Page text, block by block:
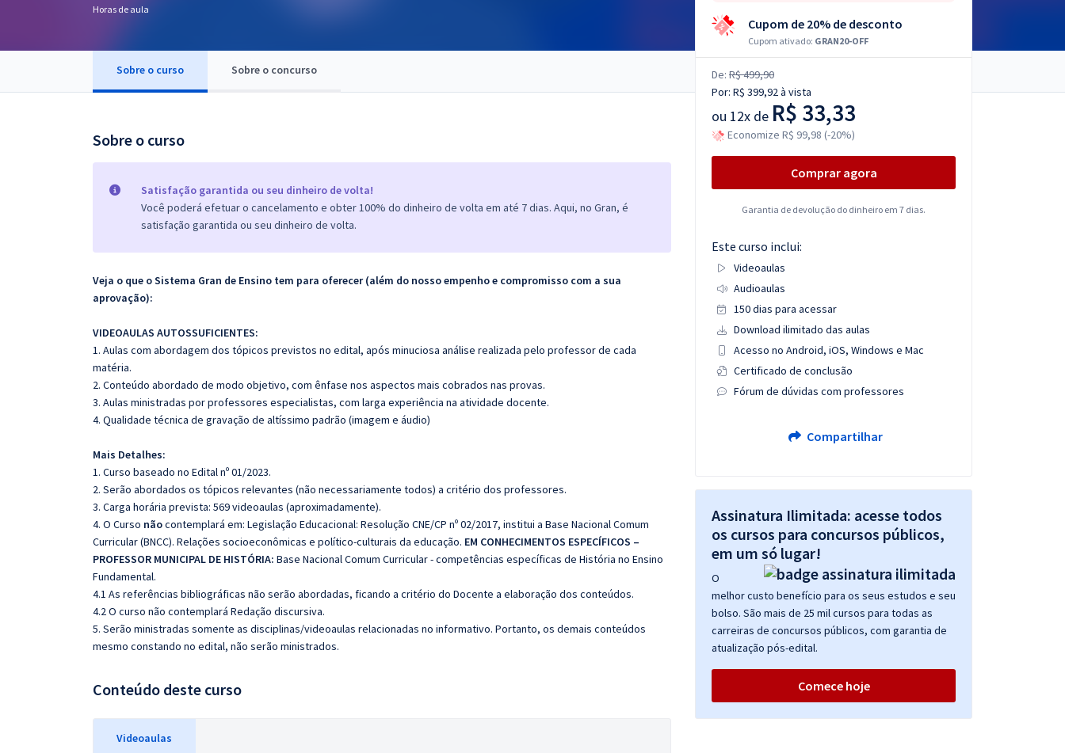
OAB
Questões grátis
Conteúdo gratuito
Horas de aula
Sobre o curso Sobre o concurso
Sobre o curso
Satisfação garantida ou seu dinheiro de volta!
Você poderá efetuar o cancelamento e obter 100% do dinheiro de volta em até 7 dias. Aqui, no Gran, é
satisfação garantida ou seu dinheiro de volta.
Veja o que o Sistema Gran de Ensino tem para oferecer (além do nosso empenho e compromisso com a sua
aprovação):
VIDEOAULAS AUTOSSUFICIENTES:
1. Aulas com abordagem dos tópicos previstos no edital, após minuciosa análise realizada pelo professor de cada
matéria.
2. Conteúdo abordado de modo objetivo, com ênfase nos aspectos mais cobrados nas provas.
3. Aulas ministradas por professores especialistas, com larga experiência na atividade docente.
4. Qualidade técnica de gravação de altíssimo padrão (imagem e áudio)
Mais Detalhes:
1. Curso baseado no Edital nº 01/2023.
2. Serão abordados os tópicos relevantes (não necessariamente todos) a critério dos professores.
3. Carga horária prevista: 569 videoaulas (aproximadamente).
4. O Curso nãocontemplará em: Legislação Educacional: Resolução CNE/CP nº 02/2017, institui a Base Nacional Comum
Curricular (BNCC). Relações socioeconômicas e político-culturais da educação. EM CONHECIMENTOS ESPECÍFICOS –
PROFESSOR MUNICIPAL DE HISTÓRIA: Base Nacional Comum Curricular - competências específicas de História no Ensino
Fundamental.
4.1 As referências bibliográficas não serão abordadas, ficando a critério do Docente a elaboração dos conteúdos.
4.2 O curso não contemplará Redação discursiva.
5. Serão ministradas somente as disciplinas/videoaulas relacionadas no informativo. Portanto, os demais conteúdos
mesmo constando no edital, não serão ministrados.
Conteúdo deste curso
Videoaulas
Cupom de 20% de desconto
Cupom ativado: GRAN20-OFF
De: R$ 499,90
Por: R$ 399,92à vista
ou 12x de R$ 33,33
Economize R$ 99,98 (-20%)
Comprar agora
Garantia de devolução do dinheiro em 7 dias.
Este curso inclui:
Videoaulas
Audioaulas
150 dias para acessar
Download ilimitado das aulas
Acesso no Android, iOS, Windows e Mac
Certificado de conclusão
Fórum de dúvidas com professores
Compartilhar
Assinatura Ilimitada: acesse todos
os cursos para concursos públicos,
em um só lugar!
O
melhor custo benefício para os seus estudos e seu
bolso. São mais de 25 mil cursos para todas as
carreiras de concursos públicos, com garantia de
atualização pós-edital.
Comece hoje